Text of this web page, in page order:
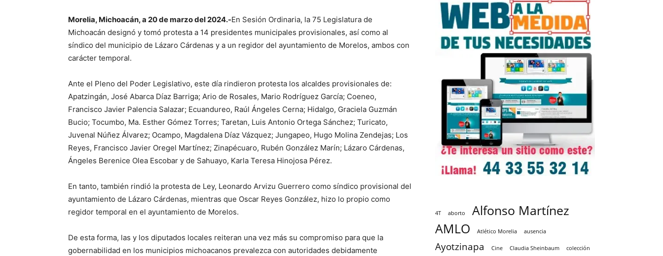
Morelia, Michoacán, a 20 de marzo del 2024.-En Sesión Ordinaria, la 75 Legislatura de
Michoacán designó y tomó protesta a 14 presidentes municipales provisionales, así como al
síndico del municipio de Lázaro Cárdenas y a un regidor del ayuntamiento de Morelos, ambos con
carácter temporal.
Ante el Pleno del Poder Legislativo, este día rindieron protesta los alcaldes provisionales de:
Apatzingán, José Abarca Díaz Barriga; Ario de Rosales, Mario Rodríguez García; Coeneo,
Francisco Javier Palencia Salazar; Ecuandureo, Raúl Ángeles Cerna; Hidalgo, Graciela Guzmán
Bucio; Tocumbo, Ma. Esther Gómez Torres; Taretan, Luis Antonio Ortega Sánchez; Turicato,
Juvenal Núñez Álvarez; Ocampo, Magdalena Díaz Vázquez; Jungapeo, Hugo Molina Zendejas; Los
Reyes, Francisco Javier Oregel Martínez; Zinapécuaro, Rubén González Marín; Lázaro Cárdenas,
Ángeles Berenice Olea Escobar y de Sahuayo, Karla Teresa Hinojosa Pérez.
En tanto, también rindió la protesta de Ley, Leonardo Arvizu Guerrero como síndico provisional del
ayuntamiento de Lázaro Cárdenas, mientras que Oscar Reyes González, hizo lo propio como
regidor temporal en el ayuntamiento de Morelos.
De esta forma, las y los diputados locales reiteran una vez más su compromiso para que la
gobernabilidad en los municipios michoacanos prevalezca con autoridades debidamente
4T aborto
Alfonso Martínez
AMLO
Atlético Morelia ausencia
Ayotzinapa Cine Claudia Sheinbaum colección